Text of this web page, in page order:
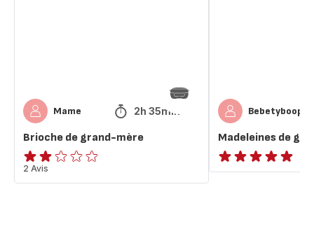
Mame 2h 35min
Brioche de grand-mère
Avis
2
2 Avis
Bebetyboop
Madeleines de
ratings.NaN